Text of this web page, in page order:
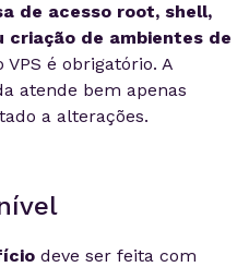
de acesso root, shell,
criação de ambientes de
VPS é obrigatório. A
atende bem apenas
a alterações.
deve ser feita com